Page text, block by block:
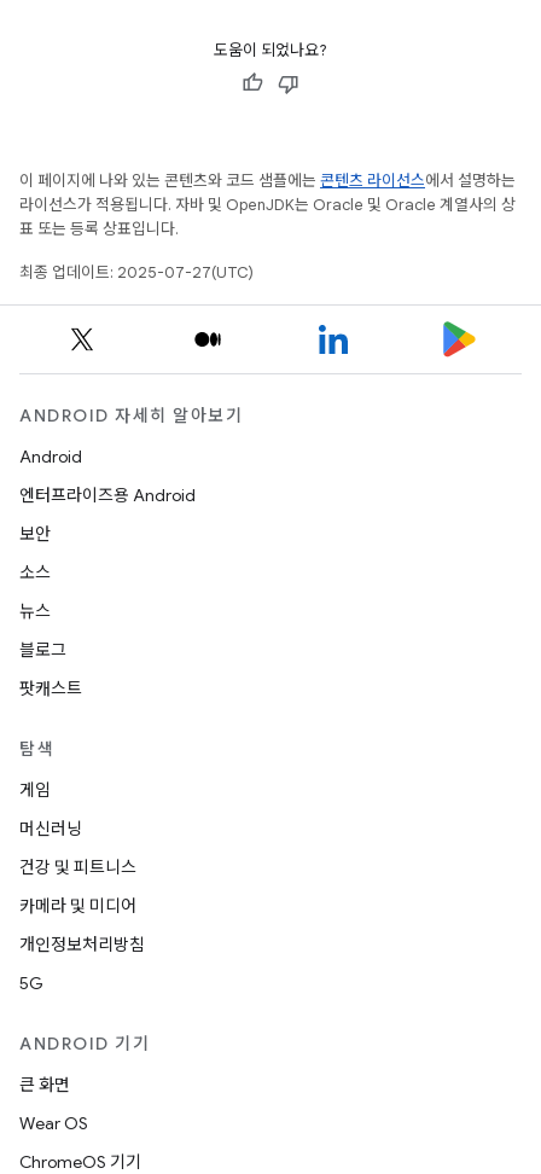
도움이 되었나요?
이 페이지에 나와 있는 콘텐츠와 코드 샘플에는 콘텐츠 라이선스에서 설명하는
라이선스가 적용됩니다. 자바 및 OpenJDK는 Oracle 및 Oracle 계열사의 상
표 또는 등록 상표입니다.
최종 업데이트: 2025-07-27(UTC)
ANDROID 자세히 알아보기
Android
엔터프라이즈용 Android
보안
소스
뉴스
블로그
팟캐스트
탐색
게임
머신러닝
건강 및 피트니스
카메라 및 미디어
개인정보처리방침
5G
ANDROID 기기
큰 화면
Wear OS
ChromeOS 기기